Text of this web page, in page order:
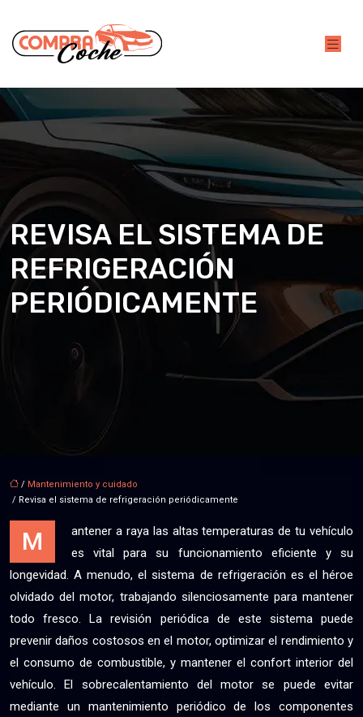
REVISA EL SISTEMA DE
REFRIGERACIÓN
PERIÓDICAMENTE
/ Mantenimiento y cuidado
/ Revisa el sistema de refrigeración periódicamente
M
antener a raya las altas temperaturas de tu vehículo
es vital para su funcionamiento eficiente y su
longevidad. A menudo, el sistema de refrigeración es el héroe
olvidado del motor, trabajando silenciosamente para mantener
todo fresco. La revisión periódica de este sistema puede
prevenir daños costosos en el motor, optimizar el rendimiento y
el consumo de combustible, y mantener el confort interior del
vehículo. El sobrecalentamiento del motor se puede evitar
mediante un mantenimiento periódico de los componentes